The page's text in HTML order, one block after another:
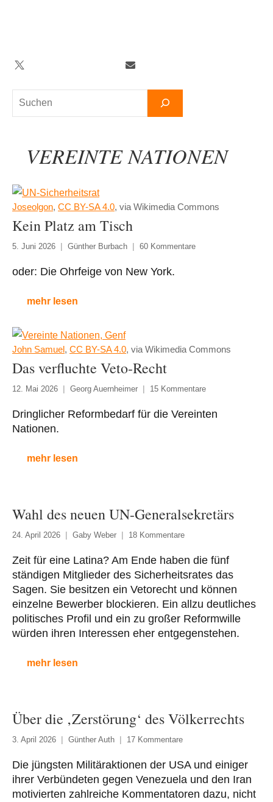
Suchen
Twitter TelegramNewsletter
VEREINTE NATIONEN
Joseolgon, CC BY-SA 4.0, via Wikimedia Commons
Kein Platz am Tisch
5. Juni 2026 Günther Burbach 60 Kommentare
oder: Die Ohrfeige von New York.
mehr lesen
John Samuel, CC BY-SA 4.0, via Wikimedia Commons
Das verfluchte Veto-Recht
12. Mai 2026 Georg Auernheimer 15 Kommentare
Dringlicher Reformbedarf für die Vereinten
Nationen.
mehr lesen
Wahl des neuen UN-Generalsekretärs
24. April 2026 Gaby Weber 18 Kommentare
Zeit für eine Latina? Am Ende haben die fünf
ständigen Mitglieder des Sicherheitsrates das
Sagen. Sie besitzen ein Vetorecht und können
einzelne Bewerber blockieren. Ein allzu deutliches
politisches Profil und ein zu großer Reformwille
würden ihren Interessen eher entgegenstehen.
mehr lesen
Über die ‚Zerstörung‘ des Völkerrechts
3. April 2026 Günther Auth 17 Kommentare
Die jüngsten Militäraktionen der USA und einiger
ihrer Verbündeten gegen Venezuela und den Iran
motivierten zahlreiche Kommentatoren dazu, nicht